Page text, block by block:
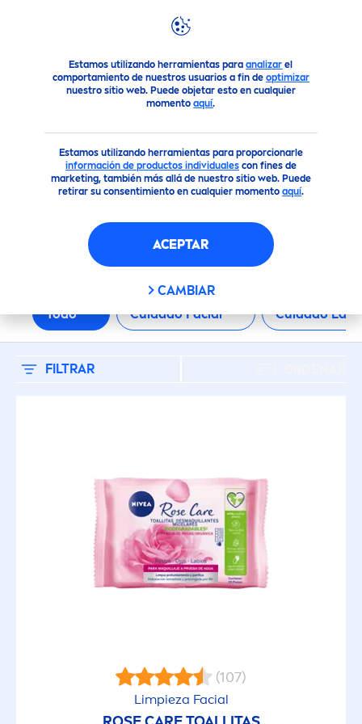
Estamos utilizando herramientas paraanalizar el
comportamiento de nuestros usuarios a fin de optimizar
nuestro sitio web. Puede objetar esto en cualquier
momentoaquí.
Estamos utilizando herramientas para proporcionarle
información de productos individualescon fines de
marketing, también más allá de nuestro sitio web. Puede
retirar su consentimiento en cualquier momento aquí.
ACEPTAR
CAMBIAR
Productos Cuidado Facial
PRODUCTOS FACIALES
Todo Cuidado Facial Cuidado
FILTRAR
TIPO DE PIEL
Piel Mixta
Piel Normal
Piel Opaca y Cansada
Piel Seca
Piel Sensible
Aceite Mineral
(107)
Limpieza Facial